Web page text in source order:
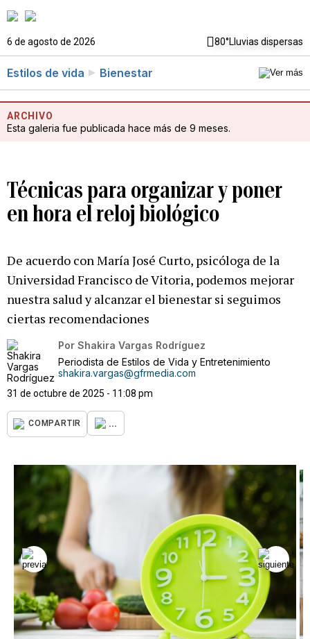
6 de agosto de 2026 80°Lluvias dispersas
Estilos de vida Bienestar
ARCHIVO
Esta galeria fue publicada hace más de 9 meses.
Técnicas para organizar y poner
en hora el reloj biológico
De acuerdo con María José Curto, psicóloga de la
Universidad Francisco de Vitoria, podemos mejorar
nuestra salud y alcanzar el bienestar si seguimos
ciertas recomendaciones
Por Shakira Vargas Rodríguez
Periodista de Estilos de Vida y Entretenimiento
shakira.vargas@gfrmedia.com
31 de octubre de 2025 - 11:08 pm
COMPARTIR ...